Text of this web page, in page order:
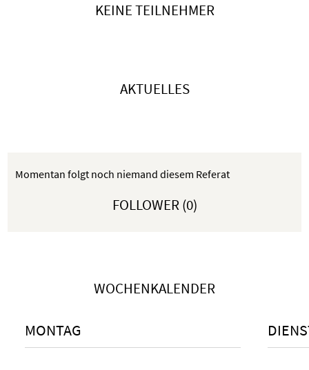
KEINE TEILNEHMER
AKTUELLES
Momentan folgt noch niemand diesem Referat
FOLLOWER (0)
WOCHENKALENDER
MONTAG